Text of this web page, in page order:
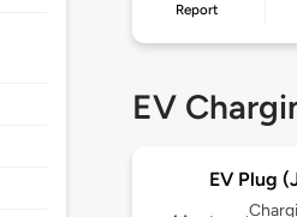
Report
EV
EV Plug